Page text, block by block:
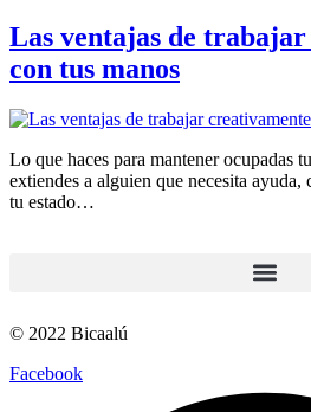
Las ventajas de
con tus manos
Lo que haces para mantener ocupadas
extiendes a alguien que necesita ayuda,
tu estado…
© 2022 Bicaalú
Facebook